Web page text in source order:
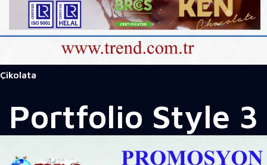
Çikolata
Portfolio Style 3